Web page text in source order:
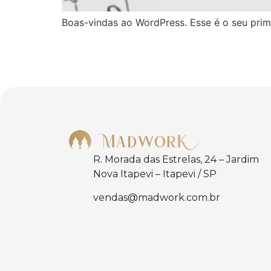
Boas-vindas ao WordPress. Esse é o seu
R. Morada das Estrelas, 24 – Jardim
Nova Itapevi – Itapevi / SP
vendas@madwork.com.br